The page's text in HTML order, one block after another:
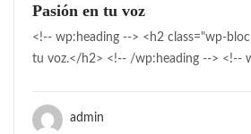
Pasión en tu voz
<!-- wp:heading --> <h2 class="wp-
tu voz.</h2> <!-- /wp:heading --> <!--
admin